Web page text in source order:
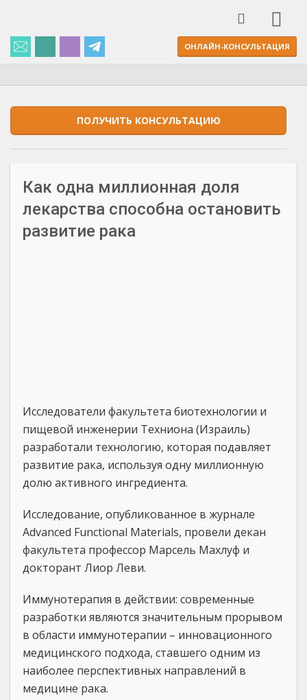
ОНЛАЙН-КОНСУЛЬТАЦИЯ
ПОЛУЧИТЬ КОНСУЛЬТАЦИЮ
Как одна миллионная доля
лекарства способна остановить
развитие рака
Исследователи факультета биотехнологии и
пищевой инженерии Техниона (Израиль)
разработали технологию, которая подавляет
развитие рака, используя одну миллионную
долю активного ингредиента.
Исследование, опубликованное в журнале
Advanced Functional Materials, провели декан
факультета профессор Марсель Махлуф и
докторант Лиор Леви.
Иммунотерапия в действии: современные
разработки являются значительным прорывом
в области иммунотерапии – инновационного
медицинского подхода, ставшего одним из
наиболее перспективных направлений в
медицине рака.